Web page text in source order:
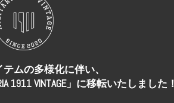
ムの多様化に伴い、
1911 VINTAGE」に移転いたしました！